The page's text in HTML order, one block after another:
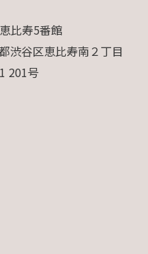
比寿5番館
渋谷区恵比寿南２丁目
201号